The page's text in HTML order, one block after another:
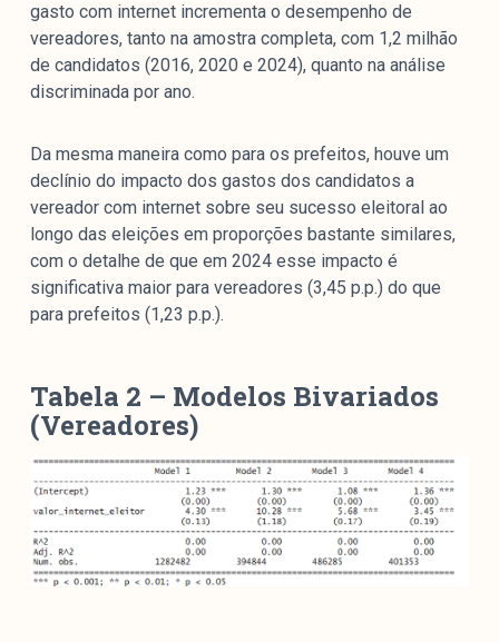
gasto com internet incrementa o desempenho de
vereadores, tanto na amostra completa, com 1,2 milhão
de candidatos (2016, 2020 e 2024), quanto na análise
discriminada por ano.
Da mesma maneira como para os prefeitos, houve um
declínio do impacto dos gastos dos candidatos a
vereador com internet sobre seu sucesso eleitoral ao
longo das eleições em proporções bastante similares,
com o detalhe de que em 2024 esse impacto é
significativa maior para vereadores (3,45 p.p.) do que
para prefeitos (1,23 p.p.).
Tabela 2 – Modelos Bivariados
(Vereadores)